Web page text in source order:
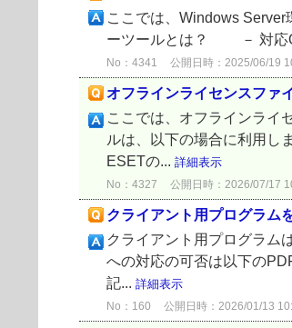
ここでは、Windows
ーツールとは？ － 対応
No：4341 公開日時：2025/06/19
オフラインライセンスファ
ここでは、オフラインライ
ルは、以下の場合に利用し
ESETの... 詳細表示
No：4327 公開日時：2026/07/17
クライアント用プログラム
クライアント用プログラム
への対応の可否は以下の
記... 詳細表示
No：160 公開日時：2026/01/13